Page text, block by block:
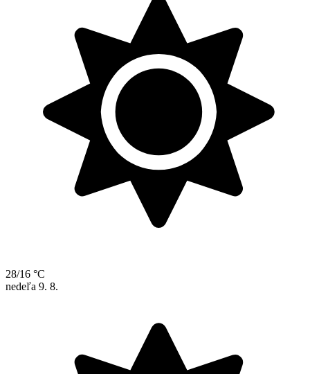
28/16 °C
nedeľa 9. 8.